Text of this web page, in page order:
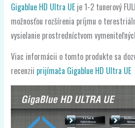
Gigablue HD Ultra UE je 1-2 tunerový
možnosťou rozšírenia príjmu o
vysielanie prostredníctvom
Viac informácii o tomto produkte sa
recenzii prijímača Gigablue HD Ultra UE